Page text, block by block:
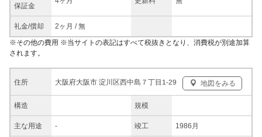
保証金
礼金/償却 2ヶ月 /無
住所 大阪府大阪市 淀川区西中島７丁目1-29 地図をみる
構造 規模
主な用途 - 竣工 1986月
※その他の費用 ※当サイトの表記はすべて税抜きとなり、消費税が別途加算
されます。